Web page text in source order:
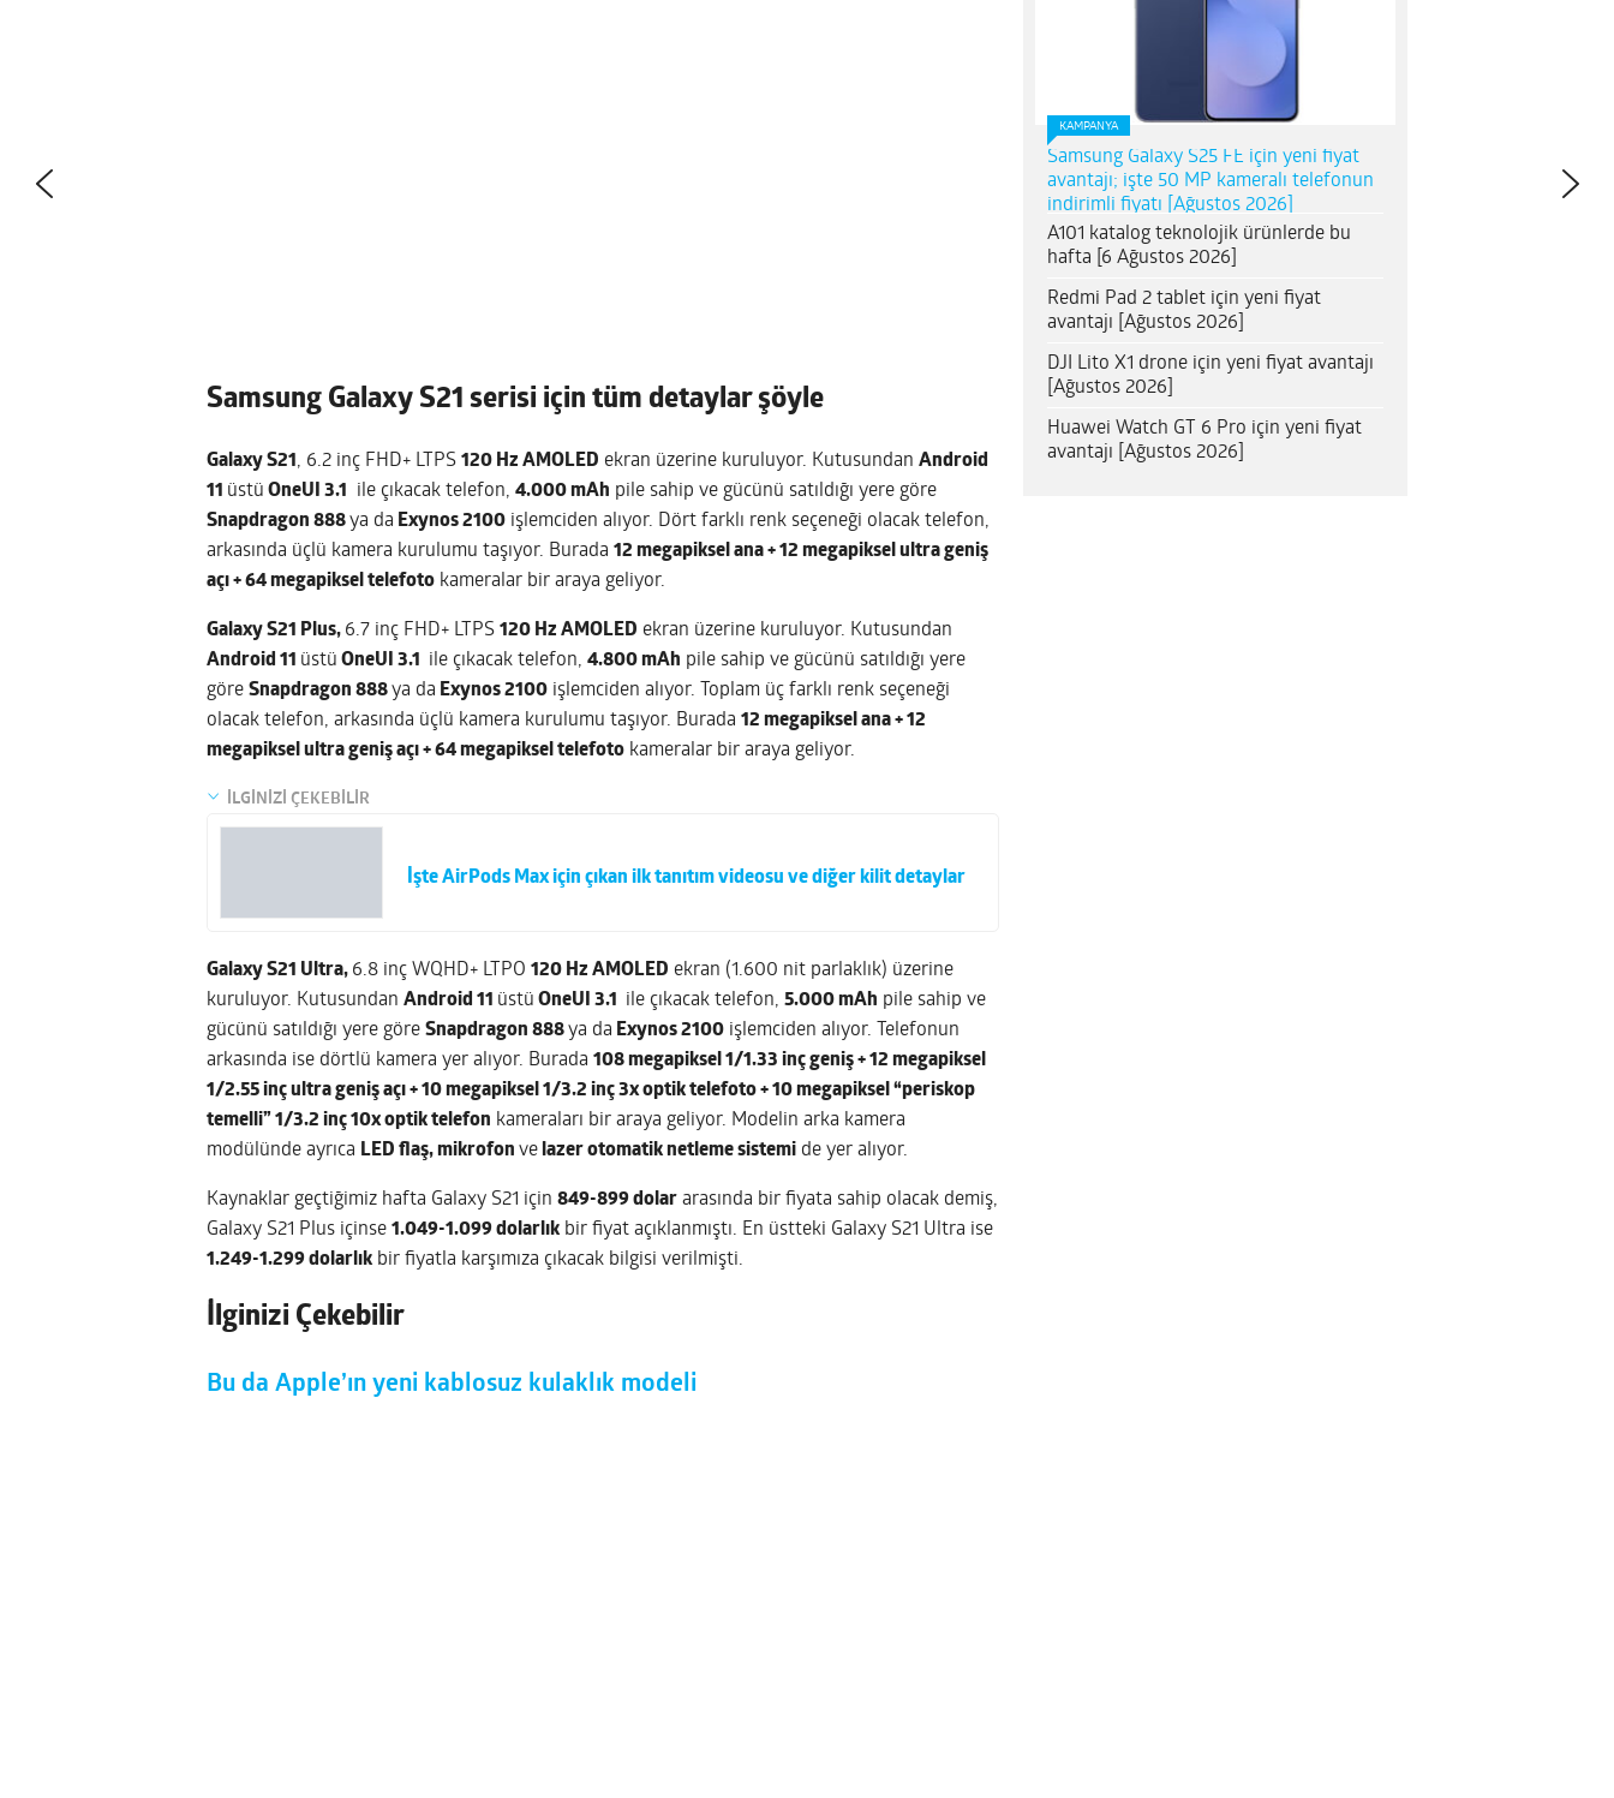
Samsung Galaxy S21 serisi için tüm detaylar şöyle
Galaxy S21 , 6.2 inç FHD+ LTPS 120 Hz AMOLED ekran üzerine kuruluyor. Kutusundan Android
11 üstü OneUI 3.1 ile çıkacak telefon, 4.000 mAh pile sahip ve gücünü satıldığı yere göre
Snapdragon 888ya da Exynos 2100 işlemciden alıyor. Dört farklı renk seçeneği olacak telefon,
arkasında üçlü kamera kurulumu taşıyor. Burada 12 megapiksel ana + 12 megapiksel ultra geniş
açı + 64 megapiksel telefoto kameralar bir araya geliyor.
Galaxy S21 Plus, 6.7 inç FHD+ LTPS 120 Hz AMOLED ekran üzerine kuruluyor. Kutusundan
Android 11 üstü OneUI 3.1 ile çıkacak telefon, 4.800 mAh pile sahip ve gücünü satıldığı yere
göre Snapdragon 888ya da Exynos 2100 işlemciden alıyor. Toplam üç farklı renk seçeneği
olacak telefon, arkasında üçlü kamera kurulumu taşıyor. Burada 12 megapiksel ana + 12
megapiksel ultra geniş açı + 64 megapiksel telefoto kameralar bir araya geliyor.
İLGİNİZİ ÇEKEBİLİR
İşte AirPods Max için çıkan ilk tanıtım videosu ve diğer kilit detaylar
Galaxy S21 Ultra, 6.8 inç WQHD+ LTPO 120 Hz AMOLED ekran (1.600 nit parlaklık) üzerine
kuruluyor. Kutusundan Android 11 üstü OneUI 3.1 ile çıkacak telefon, 5.000 mAh pile sahip ve
gücünü satıldığı yere göre Snapdragon 888ya da Exynos 2100 işlemciden alıyor. Telefonun
arkasında ise dörtlü kamera yer alıyor. Burada 108 megapiksel 1/1.33 inç geniş + 12 megapiksel
1/2.55 inç ultra geniş açı + 10 megapiksel 1/3.2 inç 3x optik telefoto + 10 megapiksel “periskop
temelli” 1/3.2 inç 10x optik telefon kameraları bir araya geliyor. Modelin arka kamera
modülünde ayrıca LED flaş, mikrofon velazer otomatik netleme sistemi de yer alıyor.
Kaynaklar geçtiğimiz hafta Galaxy S21 için 849-899 dolar arasında bir fiyata sahip olacak demiş,
Galaxy S21 Plus içinse 1.049-1.099 dolarlık bir fiyat açıklanmıştı. En üstteki Galaxy S21 Ultra ise
1.249-1.299 dolarlık bir fiyatla karşımıza çıkacak bilgisi verilmişti.
İlginizi Çekebilir
Bu da Apple’ın yeni kablosuz kulaklık modeli
KAMPANYA
Samsung Galaxy S25 FE için yeni fiyat
avantajı; işte 50 MP kameralı telefonun
indirimli fiyatı [Ağustos 2026]
A101 katalog teknolojik ürünlerde bu
hafta [6 Ağustos 2026]
Redmi Pad 2 tablet için yeni fiyat
avantajı [Ağustos 2026]
DJI Lito X1 drone için yeni fiyat avantajı
[Ağustos 2026]
Huawei Watch GT 6 Pro için yeni fiyat
avantajı [Ağustos 2026]